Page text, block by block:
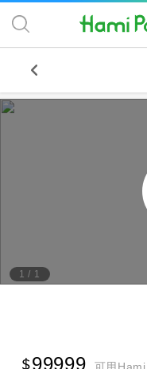
1 / 1
99999